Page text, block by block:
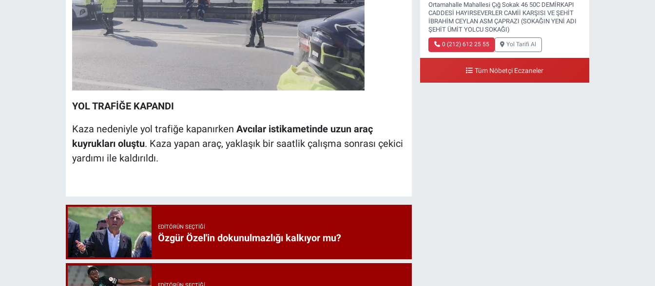
YOL TRAFİĞE KAPANDI
Kaza nedeniyle yol trafiğe kapanırken Avcılar istikametinde uzun araç
kuyrukları oluştu. Kaza yapan araç, yaklaşık bir saatlik çalışma sonrası çekici
yardımı ile kaldırıldı.
EDITÖRÜN SEÇTIĞI
Özgür Özel'in dokunulmazlığı kalkıyor mu?
Ortamahalle Mahallesi Çığ Sokak 46 50C DEMİRKAPI
CADDESİ HAYIRSEVERLER CAMİİ KARŞISI VE ŞEHİT
İBRAHİM CEYLAN ASM ÇAPRAZI (SOKAĞIN YENİ ADI
ŞEHİT ÜMİT YOLCU SOKAĞI)
0 (212) 612 25 55 Yol Tarifi Al
Tüm Nöbetçi Eczaneler